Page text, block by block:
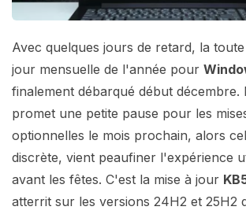
Avec quelques jours de retard, la
jour mensuelle de l'année pour
finalement débarqué début
promet une petite pause pour les
optionnelles le mois prochain, alors
discrète, vient peaufiner l'expérience
avant les fêtes. C'est la mise à jour
atterrit sur les versions 24H2 et 25H2